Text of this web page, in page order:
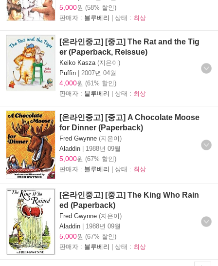
5,000원 (58% 할인)
판매자 : 블루베리 | 상태 : 최상
[온라인중고] [중고] The Rat and the Tig
er (Paperback, Reissue)
Keiko Kasza (지은이)
Puffin | 2007년 04월
4,000원 (61% 할인)
판매자 : 블루베리 | 상태 : 최상
[온라인중고] [중고] A Chocolate Moose
for Dinner (Paperback)
Fred Gwynne (지은이)
Aladdin | 1988년 09월
5,000원 (67% 할인)
판매자 : 블루베리 | 상태 : 최상
[온라인중고] [중고] The King Who Rain
ed (Paperback)
Fred Gwynne (지은이)
Aladdin | 1988년 09월
5,000원 (67% 할인)
판매자 : 블루베리 | 상태 : 최상